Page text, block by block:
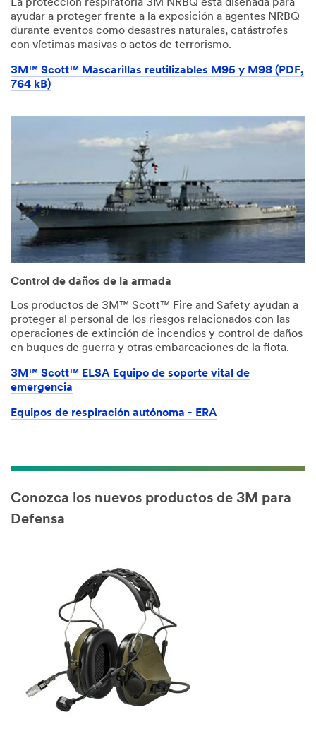
La protección respiratoria 3M NRBQ está diseñada para
ayudar a proteger frente a la exposición a agentes NRBQ
durante eventos como desastres naturales, catástrofes
con víctimas masivas o actos de terrorismo.
3M™ Scott™ Mascarillas reutilizables M95 y M98 (PDF,
764 kB)
Control de daños de la armada
Los productos de 3M™ Scott™ Fire and Safety ayudan a
proteger al personal de los riesgos relacionados con las
operaciones de extinción de incendios y control de daños
en buques de guerra y otras embarcaciones de la flota.
3M™ Scott™ ELSA Equipo de soporte vital de
emergencia
Equipos de respiración autónoma - ERA
Conozca los nuevos productos de 3M para
Defensa